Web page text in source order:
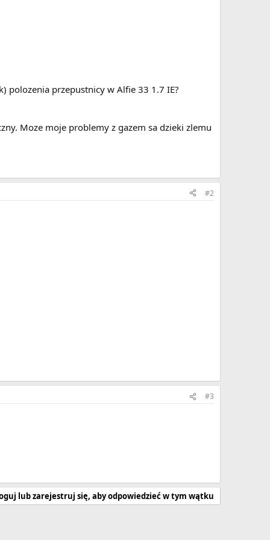
polozenia przepustnicy w Alfie 33 1.7 IE?
Moze moje problemy z gazem sa dzieki zlemu
#2
#3
lub zarejestruj się, aby odpowiedzieć w tym wątku